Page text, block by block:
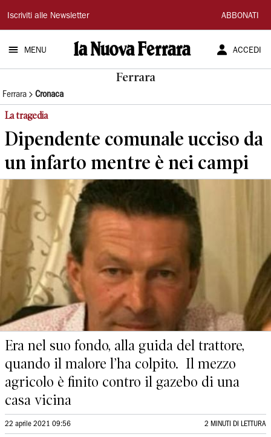
La
Nuova
Ferrara
Iscriviti alle Newsletter ABBONATI
MENU ACCEDI
Ferrara
Ferrara Cronaca
La tragedia
Dipendente comunale ucciso da
un infarto mentre è nei campi
Era nel suo fondo, alla guida del trattore,
quando il malore l’ha colpito. Il mezzo
agricolo è finito contro il gazebo di una
casa vicina
22 aprile 2021 09:56 2 MINUTI DI LETTURA